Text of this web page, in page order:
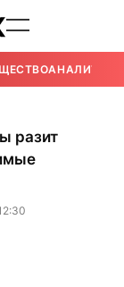
АНАЛИТИКА
разит